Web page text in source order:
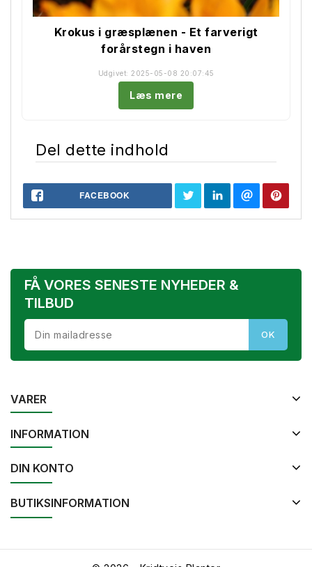
Krokus i græsplænen - Et farverigt
forårstegn i haven
Udgivet: 2025-05-08 20:07:45
Læs mere
Del dette indhold
FACEBOOK
FÅ VORES SENESTE NYHEDER &
TILBUD
VARER
INFORMATION
DIN KONTO
BUTIKSINFORMATION